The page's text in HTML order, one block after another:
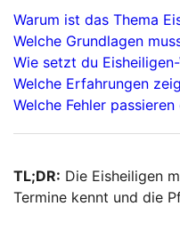
Warum ist das Thema
Welche Grundlagen
Wie setzt du
Welche Erfahrungen
Welche Fehler
TL;DR: Die Eisheiligen
Termine kennt und die